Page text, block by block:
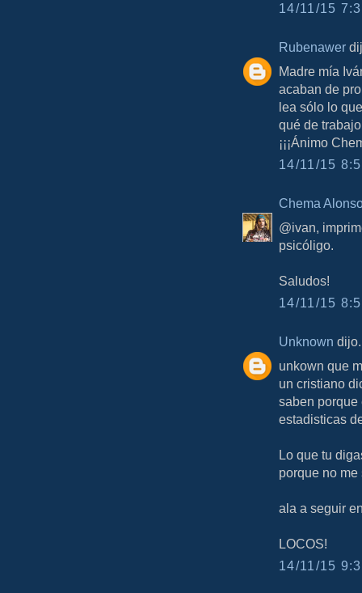
14/11/15
Rubenawer
Madre mía
acaban de
lea sólo lo
qué de
¡¡¡Ánimo
14/11/15
Chema
@ivan,
psicóligo.
Saludos!
14/11/15
Unknown
unkown que
un cristiano
saben porque
estadisticas
Lo que tu
porque no
ala a seguir
LOCOS!
14/11/15